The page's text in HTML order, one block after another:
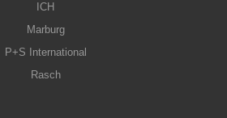
ICH
Marburg
P+S International
Rasch